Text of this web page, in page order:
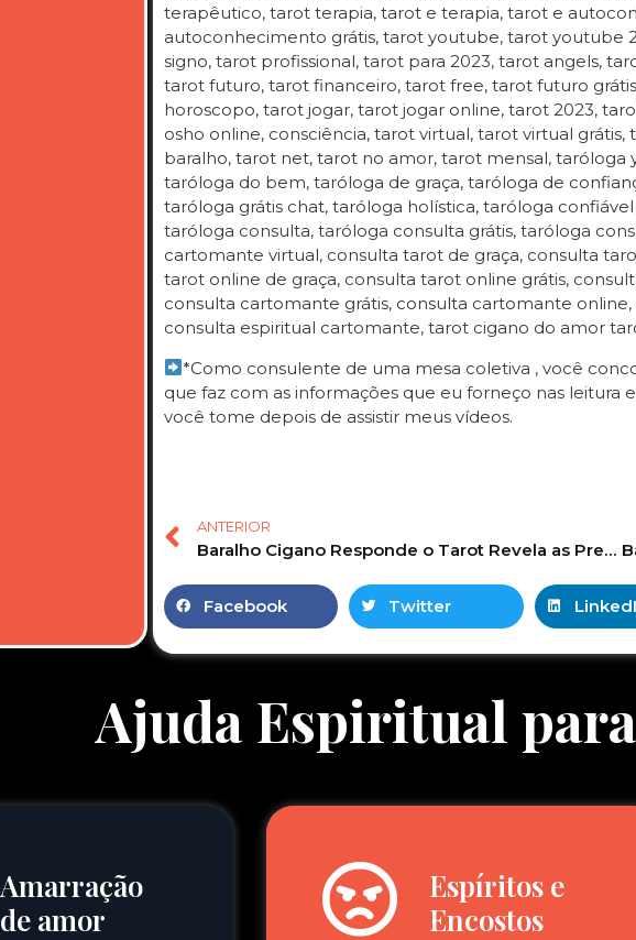
terapêutico, tarot terapia, tarot e terapia, tarot e
autoconhecimento grátis, tarot youtube, tarot youtube
signo, tarot profissional, tarot para 2023, tarot angels,
tarot futuro, tarot financeiro, tarot free, tarot futuro
horoscopo, tarot jogar, tarot jogar online, tarot 2023,
osho online, consciência, tarot virtual, tarot virtual
baralho, tarot net, tarot no amor, tarot mensal,
taróloga do bem, taróloga de graça, taróloga de
taróloga grátis chat, taróloga holística, taróloga
taróloga consulta, taróloga consulta grátis, taróloga
cartomante virtual, consulta tarot de graça, consulta
tarot online de graça, consulta tarot online grátis,
consulta cartomante grátis, consulta cartomante
consulta espiritual cartomante, tarot cigano do amor
*Como consulente de uma mesa coletiva , você
que faz com as informações que eu forneço nas leitura
você tome depois de assistir meus vídeos.
ANTERIOR
Baralho Cigano Responde o Tarot Revela as Previsões pra você! #tarot #tarotonline #tarotreading 107
Facebook Twitter
Ajuda Espiritual
Amarração
de amor
Espíritos e
Encostos